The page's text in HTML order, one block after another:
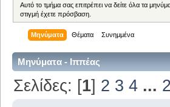
Αυτό το τμήμα σας επιτρέπει να δείτε όλα τα
στιγμή έχετε πρόσβαση.
Μηνύματα Θέματα Συνημμένα
Μηνύματα - Ιππέας
Σελίδες: [1] 2 3 4 ...